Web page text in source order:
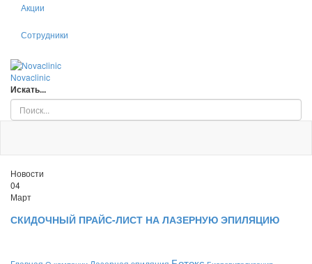
Акции
Сотрудники
Novaclinic
Искать...
Новости
04
Март
СКИДОЧНЫЙ ПРАЙС-ЛИСТ НА ЛАЗЕРНУЮ ЭПИЛЯЦИЮ